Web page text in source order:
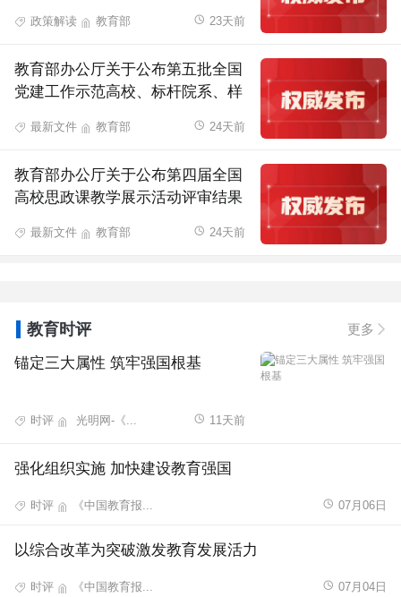
政策解读 教育部 23天前
教育部办公厅关于公布第五批全国
党建工作示范高校、标杆院系、样
最新文件 教育部 24天前
教育部办公厅关于公布第四届全国
高校思政课教学展示活动评审结果
最新文件 教育部 24天前
教育时评 更多
锚定三大属性 筑牢强国根基
时评 光明网-《... 11天前
强化组织实施 加快建设教育强国
时评 《中国教育报... 07月06日
以综合改革为突破激发教育发展活力
时评 《中国教育报... 07月04日